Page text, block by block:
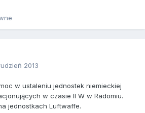
2013
w ustaleniu jednostek niemieckiej
w czasie II W w Radomiu.
jednostkach Luftwaffe.